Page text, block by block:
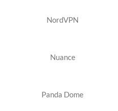
NordVPN
Nuance
Panda Dome